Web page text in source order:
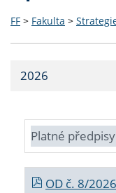
FF > Fakulta >
2026
Platné předpisy
OD č. 8/